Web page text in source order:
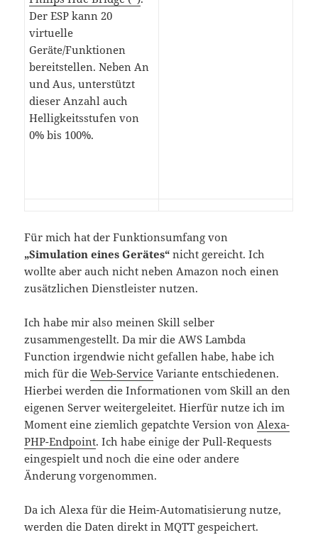
Der ESP kann 20
virtuelle
Geräte/Funktionen
bereitstellen. Neben An
und Aus, unterstützt
dieser Anzahl auch
Helligkeitsstufen von
0% bis 100%.
Für mich hat der Funktionsumfang von
„Simulation eines Gerätes“ nicht gereicht. Ich
wollte aber auch nicht neben Amazon noch einen
zusätzlichen Dienstleister nutzen.
Ich habe mir also meinen Skill selber
zusammengestellt. Da mir die AWS Lambda
Function irgendwie nicht gefallen habe, habe ich
mich für dieWeb-Service Variante entschiedenen.
Hierbei werden die Informationen vom Skill an den
eigenen Server weitergeleitet. Hierfür nutze ich im
Moment eine ziemlich gepatchte Version vonAlexa-
PHP-Endpoint. Ich habe einige der Pull-Requests
eingespielt und noch die eine oder andere
Änderung vorgenommen.
Da ich Alexa für die Heim-Automatisierung nutze,
werden die Daten direkt in MQTT gespeichert.